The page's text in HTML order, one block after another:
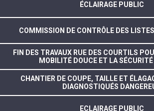
ÉCLAIRAGE PUBLIC
COMMISSION DE CONTRÔLE DES
FIN DES TRAVAUX RUE DES COURTILS
MOBILITÉ DOUCE ET LA
CHANTIER DE COUPE, TAILLE ET
DIAGNOSTIQUÉS
ECLAIRAGE PUBLIC